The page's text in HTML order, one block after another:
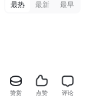
最热 最新 最早
赞赏 点赞 评论